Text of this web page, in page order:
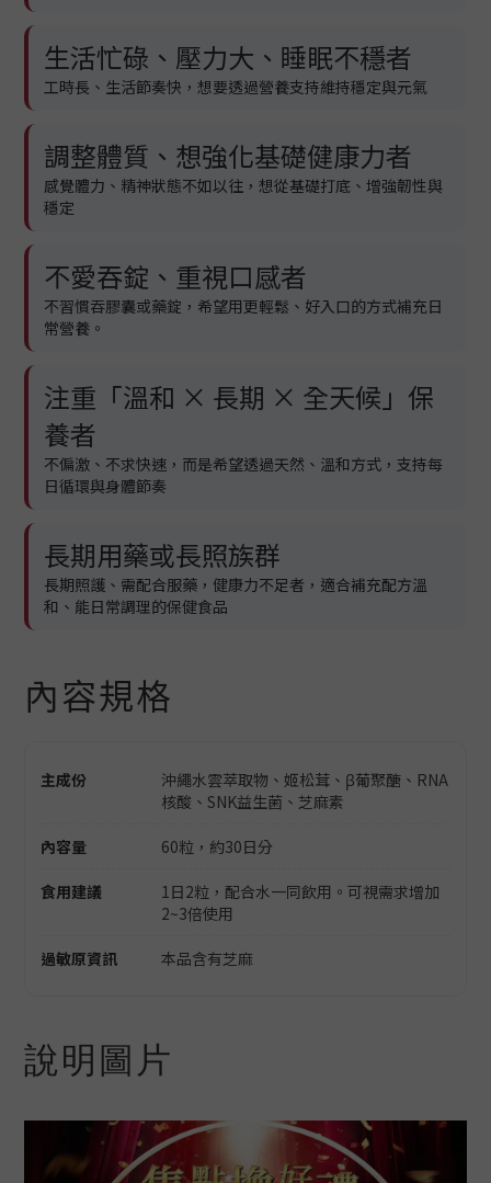
生活忙碌、壓力大、睡眠不穩者
工時長、生活節奏快，想要透過營養支持維持穩定與元氣
調整體質、想強化基礎健康力者
感覺體力、精神狀態不如以往，想從基礎打底、增強韌性與
穩定
不愛吞錠、重視口感者
不習慣吞膠囊或藥錠，希望用更輕鬆、好入口的方式補充日
常營養。
注重「溫和 × 長期 × 全天候」保
養者
不偏激、不求快速，而是希望透過天然、溫和方式，支持每
日循環與身體節奏
長期用藥或長照族群
長期照護、需配合服藥，健康力不足者，適合補充配方溫
和、能日常調理的保健食品
內容規格
主成份
沖繩水雲萃取物、姬松茸、β葡聚醣、RNA
核酸、SNK益生菌、芝麻素
內容量 60粒，約30日分
食用建議
1日2粒，配合水一同飲用。可視需求增加
2~3倍使用
過敏原資訊 本品含有芝麻
說明圖片